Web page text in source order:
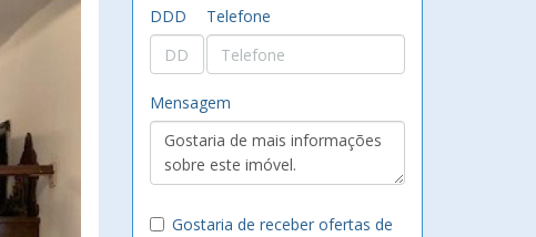
DDD Telefone
Mensagem
Gostaria de receber ofertas de